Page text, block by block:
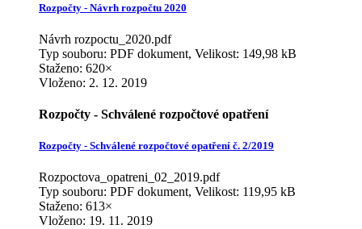
Rozpočty - Návrh rozpočtu 2020
Návrh rozpoctu_2020.pdf
Typ souboru: PDF dokument, Velikost: 149,98 kB
Staženo: 620×
Vloženo: 2. 12. 2019
Rozpočty - Schválené rozpočtové opatření
Rozpočty - Schválené rozpočtové opatření č. 2/2019
Rozpoctova_opatreni_02_2019.pdf
Typ souboru: PDF dokument, Velikost: 119,95 kB
Staženo: 613×
Vloženo: 19. 11. 2019